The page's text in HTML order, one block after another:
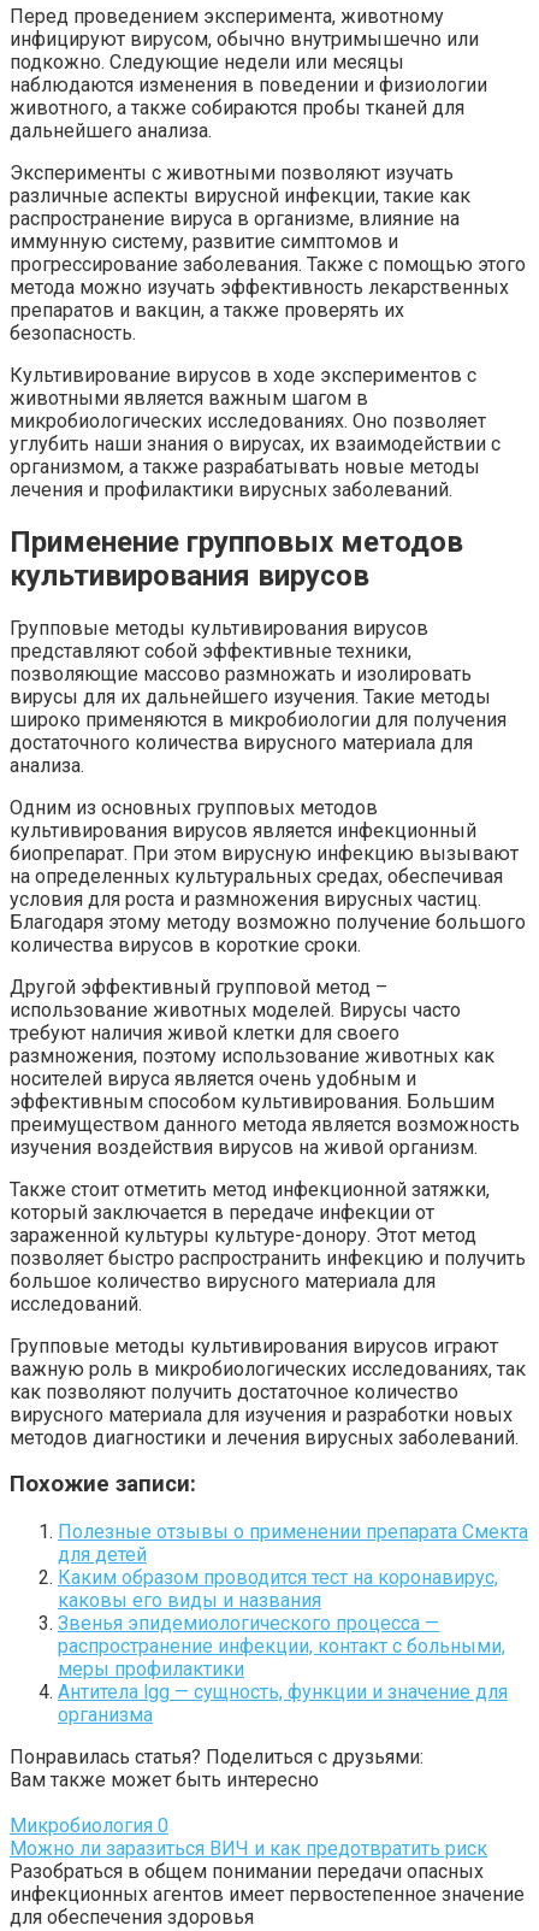
Перед проведением эксперимента, животному
инфицируют вирусом, обычно внутримышечно или
подкожно. Следующие недели или месяцы
наблюдаются изменения в поведении и физиологии
животного, а также собираются пробы тканей для
дальнейшего анализа.
Эксперименты с животными позволяют изучать
различные аспекты вирусной инфекции, такие как
распространение вируса в организме, влияние на
иммунную систему, развитие симптомов и
прогрессирование заболевания. Также с помощью этого
метода можно изучать эффективность лекарственных
препаратов и вакцин, а также проверять их
безопасность.
Культивирование вирусов в ходе экспериментов с
животными является важным шагом в
микробиологических исследованиях. Оно позволяет
углубить наши знания о вирусах, их взаимодействии с
организмом, а также разрабатывать новые методы
лечения и профилактики вирусных заболеваний.
Применение групповых методов
культивирования вирусов
Групповые методы культивирования вирусов
представляют собой эффективные техники,
позволяющие массово размножать и изолировать
вирусы для их дальнейшего изучения. Такие методы
широко применяются в микробиологии для получения
достаточного количества вирусного материала для
анализа.
Одним из основных групповых методов
культивирования вирусов является инфекционный
биопрепарат. При этом вирусную инфекцию вызывают
на определенных культуральных средах, обеспечивая
условия для роста и размножения вирусных частиц.
Благодаря этому методу возможно получение большого
количества вирусов в короткие сроки.
Другой эффективный групповой метод –
использование животных моделей. Вирусы часто
требуют наличия живой клетки для своего
размножения, поэтому использование животных как
носителей вируса является очень удобным и
эффективным способом культивирования. Большим
преимуществом данного метода является возможность
изучения воздействия вирусов на живой организм.
Также стоит отметить метод инфекционной затяжки,
который заключается в передаче инфекции от
зараженной культуры культуре-донору. Этот метод
позволяет быстро распространить инфекцию и получить
большое количество вирусного материала для
исследований.
Групповые методы культивирования вирусов играют
важную роль в микробиологических исследованиях, так
как позволяют получить достаточное количество
вирусного материала для изучения и разработки новых
методов диагностики и лечения вирусных заболеваний.
Похожие записи:
Полезные отзывы о применении препарата Смекта
для детей
Каким образом проводится тест на коронавирус,
каковы его виды и названия
Звенья эпидемиологического процесса —
распространение инфекции, контакт с больными,
меры профилактики
Антитела lgg — сущность, функции и значение для
организма
Понравилась статья? Поделиться с друзьями:
Вам также может быть интересно
Микробиология 0
Можно ли заразиться ВИЧ и как предотвратить риск
Разобраться в общем понимании передачи опасных
инфекционных агентов имеет первостепенное значение
для обеспечения здоровья